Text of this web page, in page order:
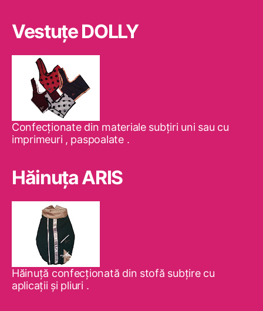
Vestuţe DOLLY
Confecţionate din materiale subţiri uni sau cu
imprimeuri , paspoalate .
Hăinuţa ARIS
Hăinuţă confecţionată din stofă subţire cu
aplicaţii şi pliuri .